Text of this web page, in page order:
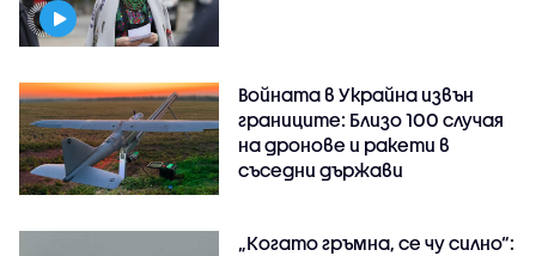
Войната в Украйна извън
границите: Близо 100 случая
на дронове и ракети в
съседни държави
„Когато гръмна, се чу силно“: